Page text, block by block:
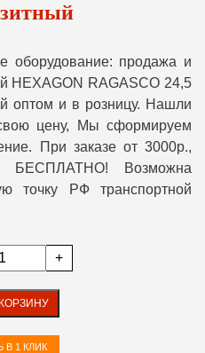
продажа и
HEXAGON RAGASCO 24,5
оптом и в розницу. Нашли
цену, Мы сформируем
При заказе от 3000р.,
БЕСПЛАТНО! Возможна
точку РФ транспортной
+
В 1 КЛИК